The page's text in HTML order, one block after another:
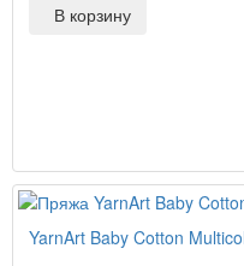
В корзину
YarnArt Baby Cotton